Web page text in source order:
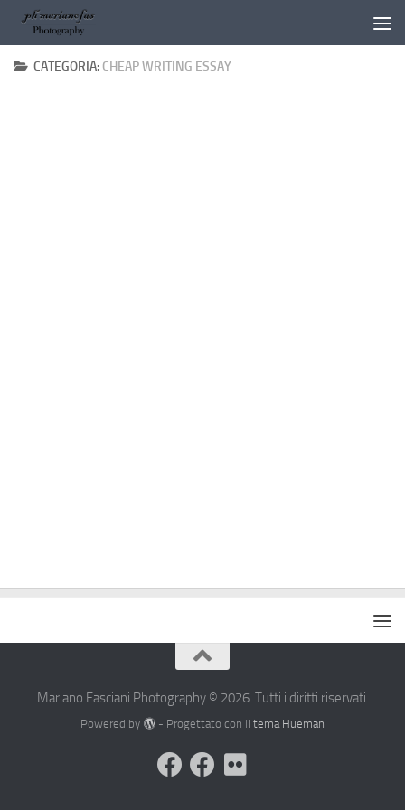
Salta al contenuto
CATEGORIA: CHEAP WRITING ESSAY
Mariano Fasciani Photography © 2026. Tutti i diritti riservati.
Powered by - Progettato con il tema Hueman